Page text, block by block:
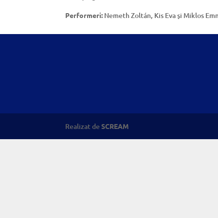
Performeri: Nemeth Zoltán, Kis Eva şi Miklos
Realizat deSCREAM